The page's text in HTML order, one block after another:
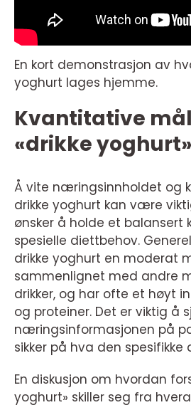
En kort demonstrasjon av
yoghurt lages hjemme.
Kvantitative
«drikke yoghurt»
Å vite næringsinnholdet og
drikke yoghurt kan være
ønsker å holde et balansert
spesielle diettbehov.
drikke yoghurt en moderat
sammenlignet med andre
drikker, og har ofte et høyt
og proteiner. Det er viktig å
næringsinformasjonen på
sikker på hva den spesifikke
En diskusjon om hvordan
yoghurt» skiller seg fra